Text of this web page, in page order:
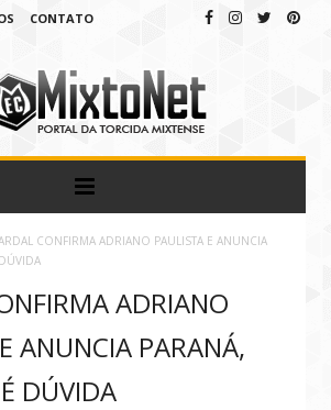
CONTATO
CONFIRMA ADRIANO PAULISTA E ANUNCIA
ADRIANO
ANUNCIA PARANÁ,
DÚVIDA